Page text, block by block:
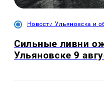
Новости Ульяновска и
Сильные ливни
Ульяновске 9